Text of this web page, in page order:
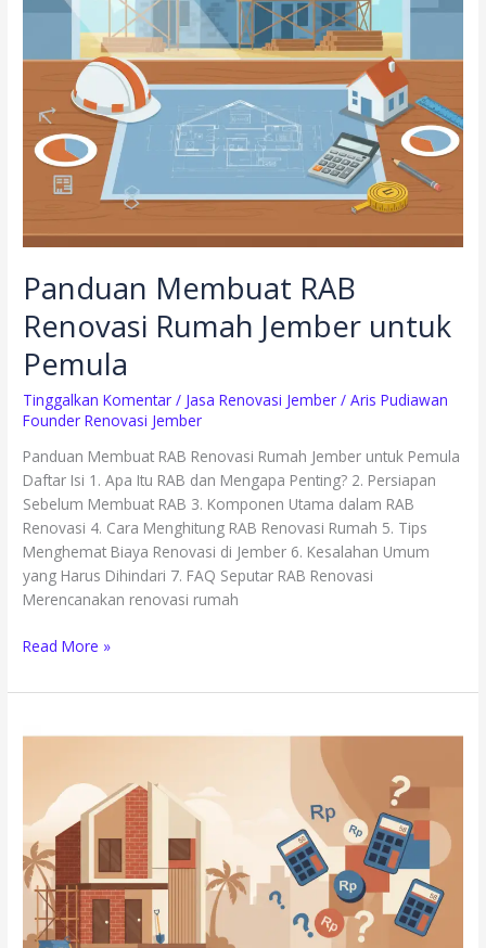
Panduan Membuat RAB
Renovasi Rumah Jember untuk
Pemula
Tinggalkan Komentar / Jasa Renovasi Jember /Aris Pudiawan
Founder Renovasi Jember
Panduan Membuat RAB Renovasi Rumah Jember untuk Pemula
Daftar Isi 1. Apa Itu RAB dan Mengapa Penting? 2. Persiapan
Sebelum Membuat RAB 3. Komponen Utama dalam RAB
Renovasi 4. Cara Menghitung RAB Renovasi Rumah 5. Tips
Menghemat Biaya Renovasi di Jember 6. Kesalahan Umum
yang Harus Dihindari 7. FAQ Seputar RAB Renovasi
Merencanakan renovasi rumah
RAB
Renovasi
Rumah
untuk
Pemula
Read More »
Rumah
di
Jember:
Faktor
Tak
Terduga